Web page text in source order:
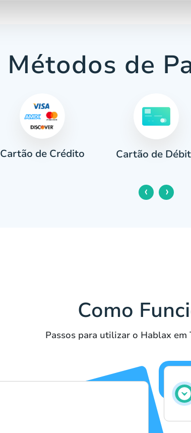
Métodos de
Cartão de Crédito Cartão de
‹ ›
Como
Passos para utilizar o Hablax em